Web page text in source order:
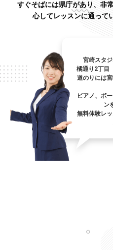
すぐそばには県庁があり、非
心してレッスンに通って
宮崎スタ
橘通り2丁目
道のりには
ピアノ、ボ
ン
無料体験レ